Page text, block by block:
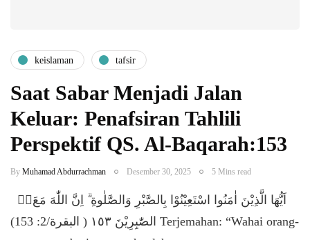
keislaman tafsir
Saat Sabar Menjadi Jalan
Keluar: Penafsiran Tahlili
Perspektif QS. Al-Baqarah:153
By Muhamad Abdurrachman Desember 30, 2025 5 Mins read
​ٰٓاَيُّهَا الَّذِيْنَ اٰمَنُوا اسْتَعِيْنُوْا بِالصَّبْرِ وَالصَّلٰوةِ ۗ اِنَّ اللّٰهَ مَعَ
الصّٰبِرِيْنَ ١٥٣ ( البقرة/2: 153) ​Terjemahan: “Wahai orang-